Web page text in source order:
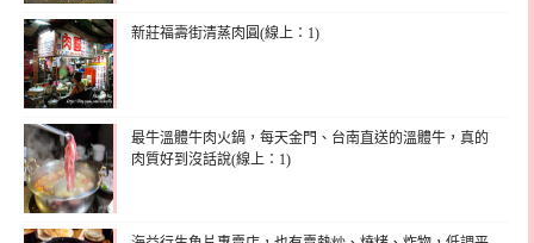
新莊福壽街清蒸肉圓(線上：1)
最牛溫體牛肉火鍋，每天金門、台南直送的溫體牛，真的
肉質好到沒話說(線上：1)